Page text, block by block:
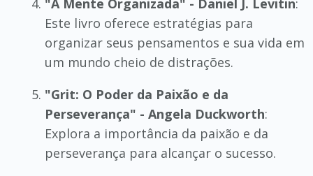
"A Mente Organizada" - Daniel J. Levitin:
Este livro oferece estratégias para
organizar seus pensamentos e sua vida em
um mundo cheio de distrações.
"Grit: O Poder da Paixão e da
Perseverança" - Angela Duckworth:
Explora a importância da paixão e da
perseverança para alcançar o sucesso.